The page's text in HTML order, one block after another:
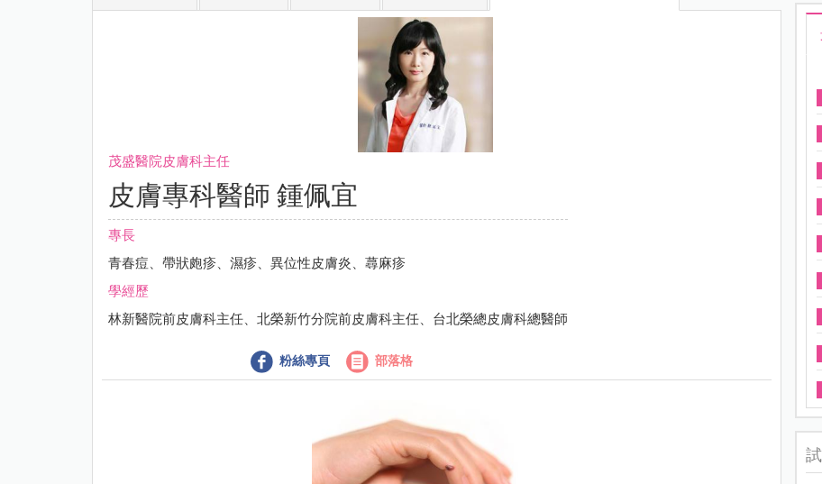
茂盛醫院皮膚科主任
皮膚專科醫師 鍾佩宜
專長
青春痘、帶狀皰疹、濕疹、異位性皮膚炎、蕁麻疹
學經歷
林新醫院前皮膚科主任、北榮新竹分院前皮膚科主任、台北榮總皮膚科總醫師
粉絲專頁 部落格